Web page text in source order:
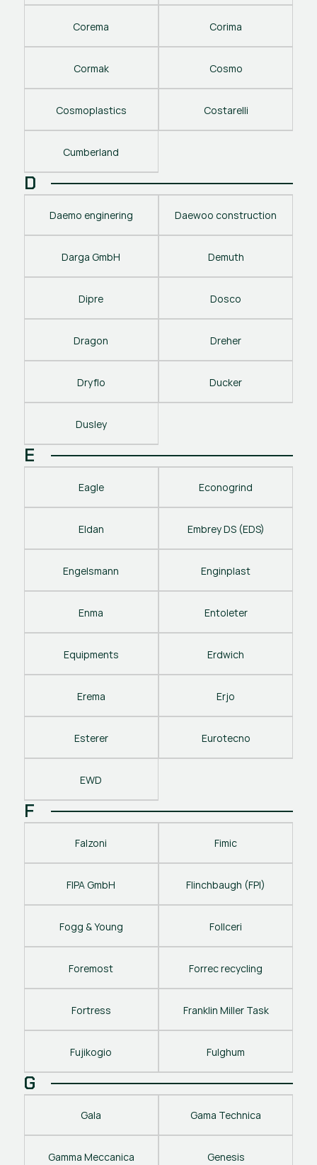
Corema Corima
Cormak Cosmo
Cosmoplastics Costarelli
Cumberland
D
Daemo enginering Daewoo construction
Darga GmbH Demuth
Dipre Dosco
Dragon Dreher
Dryflo Ducker
Dusley
E
Eagle Econogrind
Eldan Embrey DS (EDS)
Engelsmann Enginplast
Enma Entoleter
Equipments Erdwich
Erema Erjo
Esterer Eurotecno
EWD
F
Falzoni Fimic
FIPA GmbH Flinchbaugh (FPI)
Fogg & Young Follceri
Foremost Forrec recycling
Fortress Franklin Miller Task
Fujikogio Fulghum
G
Gala Gama Technica
Gamma Meccanica Genesis